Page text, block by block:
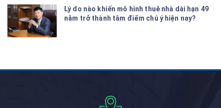
Lý do nào khiến mô hình thuê nhà dài hạn 49
năm trở thành tâm điểm chú ý hiện nay?